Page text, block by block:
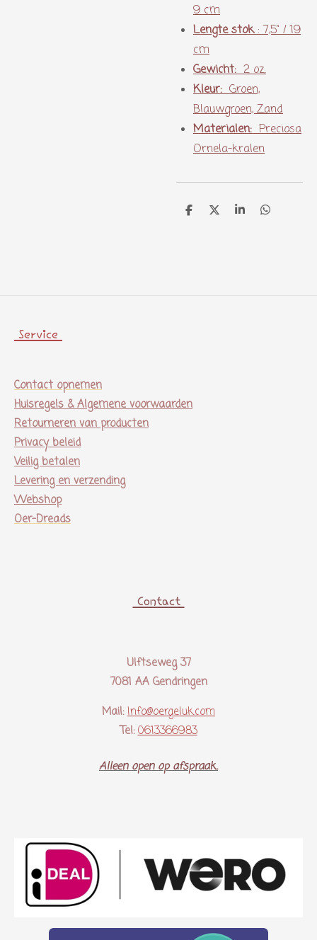
9 cm
Lengte stok: 7,5" / 19
cm
Gewicht: 2 oz.
Kleur: Groen,
Blauwgroen, Zand
Materialen: Preciosa
Ornela-kralen
D D S D
Service
Contact opnemen
Huisregels & Algemene voorwaarden
Retourneren van producten
Privacy beleid
Veilig betalen
Levering en verzending
Webshop
Oer-Dreads
Contact
Ulftseweg 37
7081 AA Gendringen
Mail: Info@oergeluk.com
Tel: 0613366983
Alleen open op afspraak..